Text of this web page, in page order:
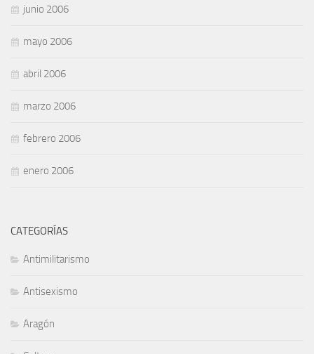
junio 2006
mayo 2006
abril 2006
marzo 2006
febrero 2006
enero 2006
CATEGORÍAS
Antimilitarismo
Antisexismo
Aragón